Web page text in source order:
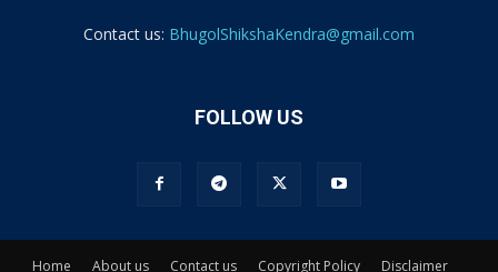
Contact us: BhugolShikshaKendra@gmail.com
FOLLOW US
Home About us Contact us Copyright Policy Disclaimer